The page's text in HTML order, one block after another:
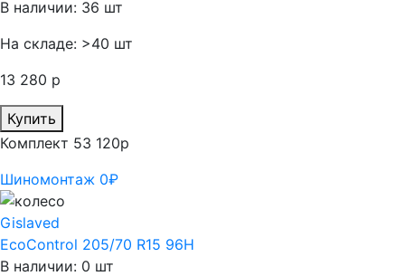
В наличии: 36 шт
На складе: >40 шт
13 280 р
Купить
Комплект 53 120р
Шиномонтаж 0₽
Gislaved
EcoControl 205/70 R15 96H
В наличии: 0 шт